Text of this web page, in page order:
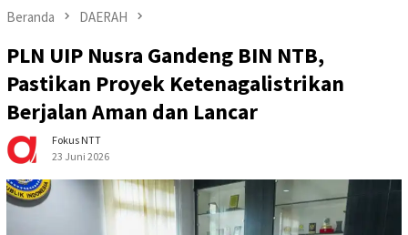
Beranda DAERAH
PLN UIP Nusra Gandeng BIN NTB,
Pastikan Proyek Ketenagalistrikan
Berjalan Aman dan Lancar
Fokus NTT
23 Juni 2026